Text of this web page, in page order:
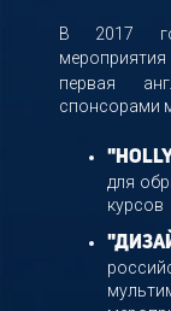
В 2017
первая
спонсорами
"Holly
для
курсов